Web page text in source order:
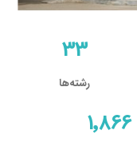
33
رشته‌ها
1٬866